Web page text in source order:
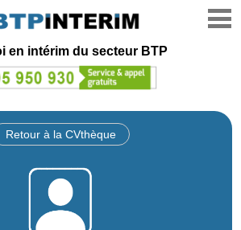
en intérim du secteur BTP
Retour à la CVthèque